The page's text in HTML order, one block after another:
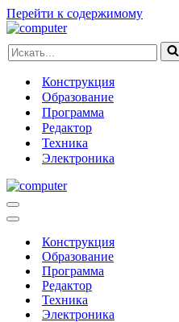
Перейти к содержимому
Искать...
Конструкция
Образование
Программа
Редактор
Техника
Электроника
Меню
навигации
Меню
навигацииКонструкция
Образование
Программа
Редактор
Техника
Электроника